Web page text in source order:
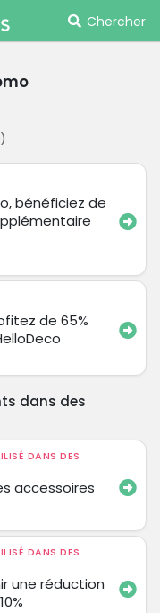
Chercher
)
bénéficiez de
de 65%
dans des
DANS DES
accessoires
DANS DES
une réduction